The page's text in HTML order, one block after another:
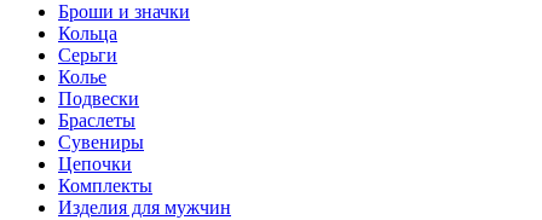
Броши и значки
Кольца
Серьги
Колье
Подвески
Браслеты
Сувениры
Цепочки
Комплекты
Изделия для мужчин